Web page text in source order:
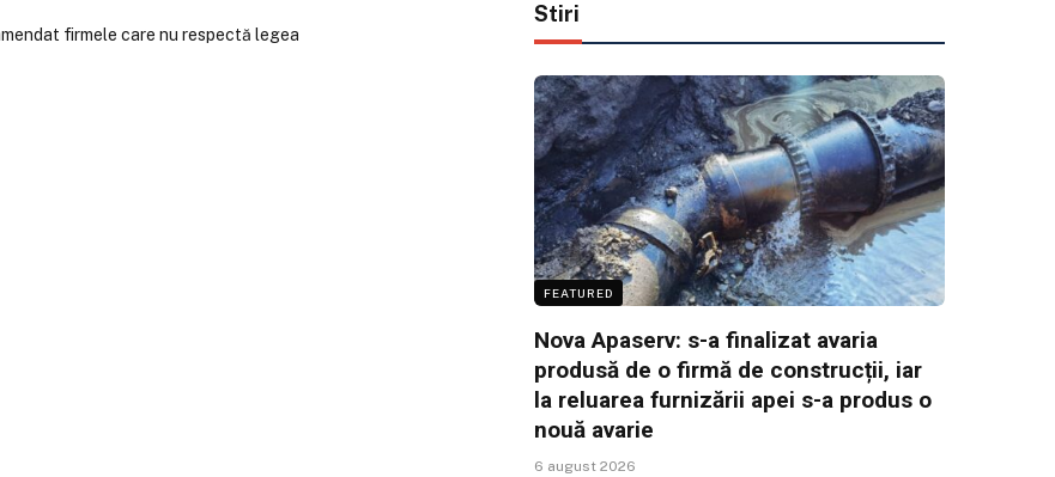
Stiri
FEATURED
Nova Apaserv: s-a finalizat avaria
produsă de o firmă de construcții, iar
la reluarea furnizării apei s-a produs o
nouă avarie
6 august 2026